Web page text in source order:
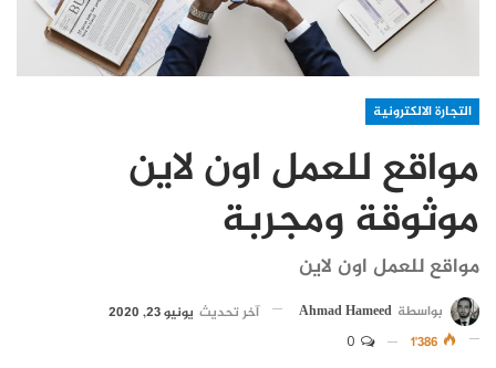
التجارة الالكترونية
مواقع للعمل اون لاين
موثوقة ومجربة
مواقع للعمل اون لاين
بواسطة Ahmad Hameed آخر تحديث يونيو 23, 2020